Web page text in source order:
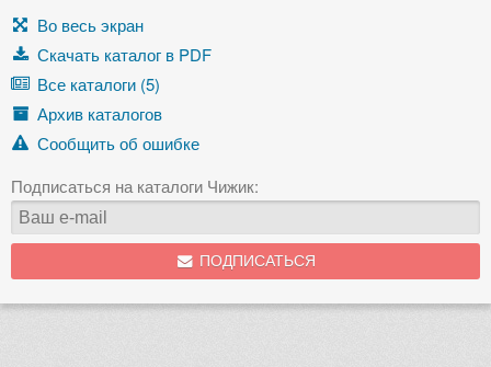
Во весь экран
Скачать каталог в PDF
Все каталоги (5)
Архив каталогов
Сообщить об ошибке
Подписаться на каталоги Чижик:
ПОДПИСАТЬСЯ